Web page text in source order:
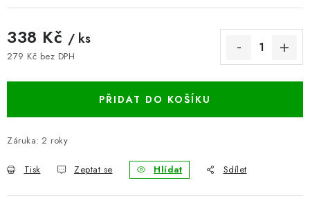
BLOG
Odstoupení od kupní smlouvy
Často kladené dotazy
Cookies
338 Kč / ks
279 Kč bez DPH
PŘIDAT DO KOŠÍKU
Záruka: 2 roky
Tisk Zeptat se Hlídat Sdílet